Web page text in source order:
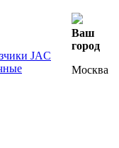
JAC
Ваш
город
Москва